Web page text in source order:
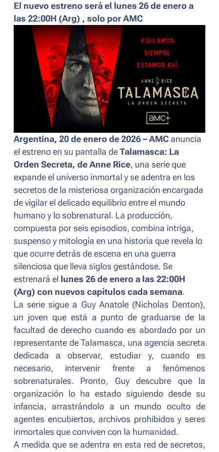
El nuevo estreno será el lunes 26 de enero a
las 22:00H (Arg) , solo por AMC
Argentina, 20 de enero de 2026 – AMC anuncia
el estreno en su pantalla de Talamasca: La
Orden Secreta, de Anne Rice, una serie que
expande el universo inmortal y se adentra en los
secretos de la misteriosa organización encargada
de vigilar el delicado equilibrio entre el mundo
humano y lo sobrenatural. La producción,
compuesta por seis episodios, combina intriga,
suspenso y mitología en una historia que revela lo
que ocurre detrás de escena en una guerra
silenciosa que lleva siglos gestándose. Se
estrenará el
lunes 26 de enero a las 22:00H
(Arg) con nuevos capítulos cada semana.
La serie sigue a Guy Anatole (Nicholas Denton),
un joven que está a punto de graduarse de la
facultad de derecho cuando es abordado por un
representante de Talamasca, una agencia secreta
dedicada a observar, estudiar y, cuando es
necesario, intervenir frente a fenómenos
sobrenaturales. Pronto, Guy descubre que la
organización lo ha estado siguiendo desde su
infancia, arrastrándolo a un mundo oculto de
agentes encubiertos, archivos prohibidos y seres
inmortales que conviven con la humanidad.
A medida que se adentra en esta red de secretos,